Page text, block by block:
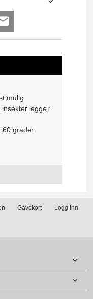
mulig
legger
grader.
Gavekort Logg inn